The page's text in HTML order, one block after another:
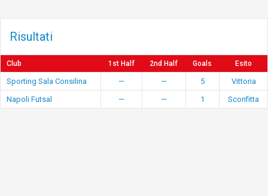
Risultati
Club 1st Half 2nd Half Goals Esito
Sporting Sala Consilina — — 5
Vittoria
Napoli Futsal
— — 1 Sconfitta